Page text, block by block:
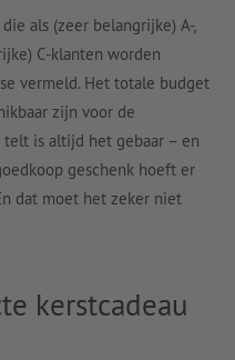
als (zeer belangrijke) A-,
C-klanten worden
vermeld. Het totale budget
zijn voor de
is altijd het gebaar – en
geschenk hoeft er
dat moet het zeker niet
kerstcadeau